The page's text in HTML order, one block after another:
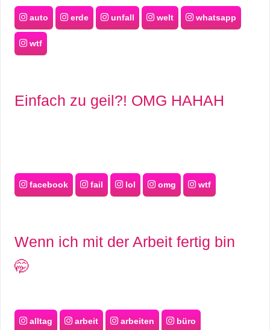
auto erde unfall welt whatsapp
wtf
Einfach zu geil?! OMG HAHAH
facebook fail lol omg wtf
Wenn ich mit der Arbeit fertig bin
🤭
alltag arbeit arbeiten büro